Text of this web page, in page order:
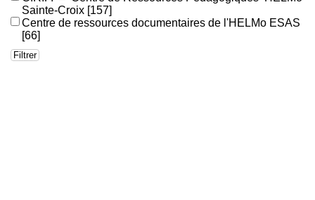
Sainte-Croix [157]
Centre de ressources documentaires de l'HELMo ESAS
[66]